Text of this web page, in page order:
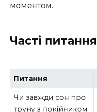
моментом.
Часті питання
Питання
Чи завжди сон про
труну з покійником